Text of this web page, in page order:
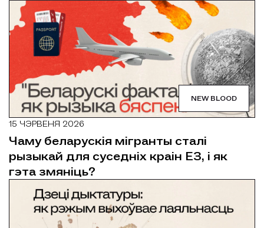
NEW BLOOD
15 ЧЭРВЕНЯ 2026
Чаму беларускія мігранты сталі
рызыкай для суседніх краін ЕЗ, і як
гэта змяніць?